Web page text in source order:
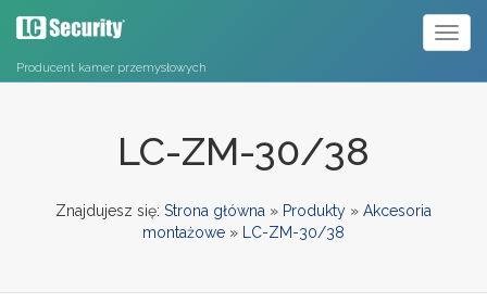
Producent kamer przemysłowych
LC-ZM-30/38
Znajdujesz się: Strona główna » Produkty » Akcesoria
montażowe » LC-ZM-30/38